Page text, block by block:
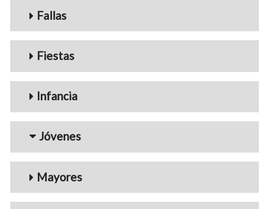
Fallas
Fiestas
Infancia
Jóvenes
Mayores